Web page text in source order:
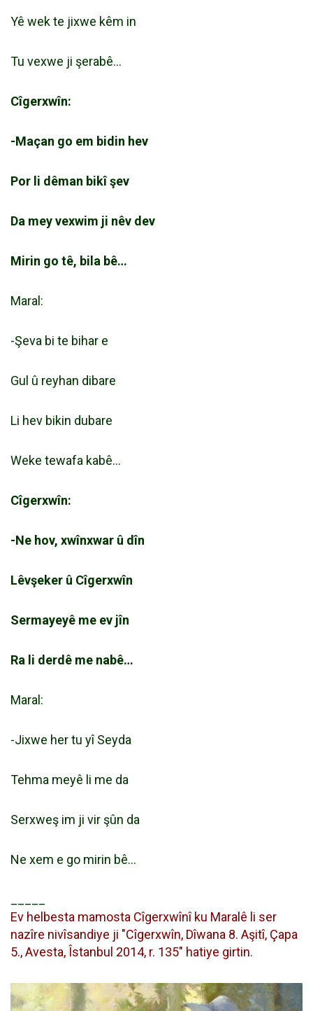
Yê wek te jixwe kêm in
Tu vexwe ji şerabê…
Cîgerxwîn:
-Maçan go em bidin hev
Por li dêman bikî şev
Da mey vexwim ji nêv dev
Mirin go tê, bila bê…
Maral:
-Şeva bi te bihar e
Gul û reyhan dibare
Li hev bikin dubare
Weke tewafa kabê…
Cîgerxwîn:
-Ne hov, xwînxwar û dîn
Lêvşeker û Cîgerxwîn
Sermayeyê me ev jîn
Ra li derdê me nabê…
Maral:
-Jixwe her tu yî Seyda
Tehma meyê li me da
Serxweş im ji vir şûn da
Ne xem e go mirin bê…
Ev helbesta mamosta Cîgerxwînî ku Maralê li ser
nazîre nivîsandiye ji "Cîgerxwîn, Dîwana 8. Aşitî, Çapa
5., Avesta, Îstanbul 2014, r. 135" hatiye girtin.